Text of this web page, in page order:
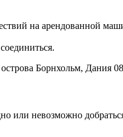
на арендованной
или невозможно